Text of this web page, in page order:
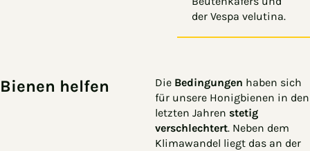
der Vespa velutina.
Bienen helfen Die Bedingungen haben sich
für unsere Honigbienen in den
letzten Jahren stetig
verschlechtert. Neben dem
Klimawandel liegt das an der